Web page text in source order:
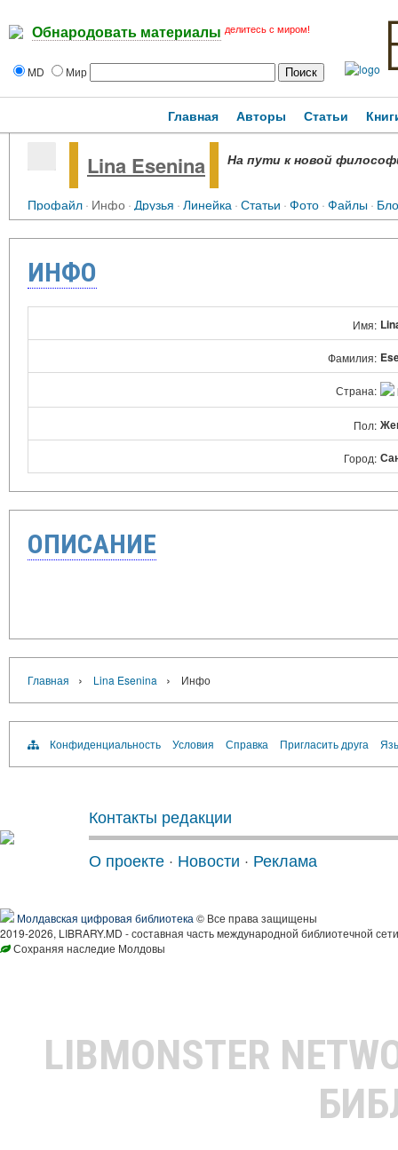
Обнародовать материалы делитесь с миром!
MD Мир
Главная Авторы Статьи
Lina Esenina На пути к новой
Профайл· Инфо· Друзья ·Линейка ·Статьи ·Фото·Файлы·
ИНФО
Имя:
Фамилия:
Страна:
Пол:
Город:
ОПИСАНИЕ
Главная › Lina Esenina › Инфо
Конфиденциальность Условия Справка Пригласить друга
Контакты редакции
О проекте · Новости · Реклама
Молдавская цифровая библиотека © Все права защищены
2019-2026, LIBRARY.MD - составная часть международной библиотечной
Сохраняя наследие Молдовы
LIBMONSTER